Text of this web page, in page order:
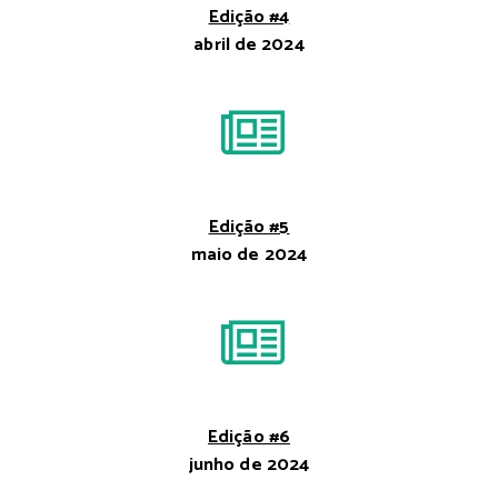
Edição #4
abril de 2024
Edição #5
maio de 2024
Edição #6
junho de 2024